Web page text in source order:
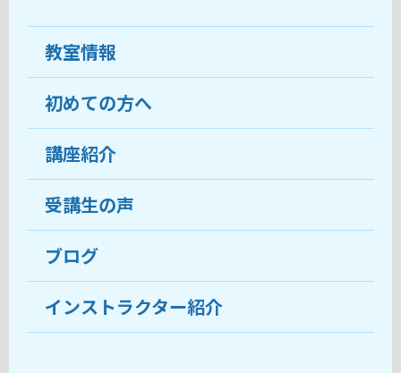
教室情報
教室について
受講生の声
おすすめ・人気の講座
目的から講座を探す
教室ブログ
初めての方へ
ココがおすすめ
料金
受講までの流れ
よくあるご質問
講座紹介
受講生の声
ブログ
インストラクター紹介